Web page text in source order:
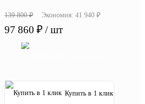
139 800 ₽ Экономия: 41 940 ₽
97 860 ₽ / шт
Купить в 1 клик